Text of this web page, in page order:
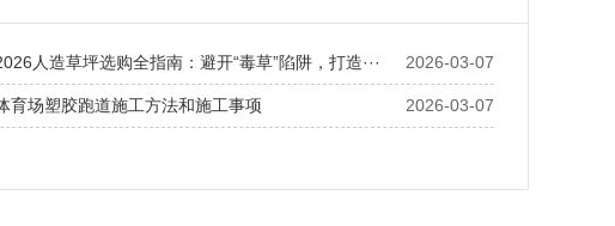
2026-03-07
人造草坪选购全指南：避开“毒草”陷阱，打造···
2026-03-07
育场塑胶跑道施工方法和施工事项